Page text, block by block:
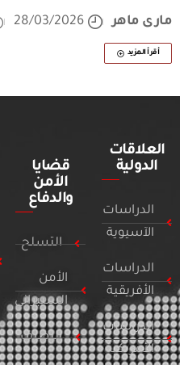
مارى ماهر 28/03/2026
أقرأ المزيد
العلاقات
الدولية
الدراسات
الآسيوية
الدراسات
الأفريقية
الدراسات
الأمريكية
قضايا
الأمن
والدفاع
التسلح
الأمن
السيبراني
التطرف